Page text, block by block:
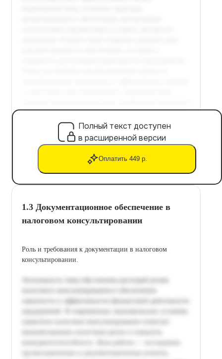
Полный текст доступен
в расширенной версии
Оплатить 449 р.
1.3 Документационное обеспечение в
налоговом консультировании
Роль и требования к документации в налоговом
консультировании.